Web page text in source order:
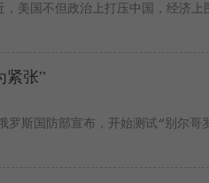
美国不但政治上打压中国，经济上
紧张”
斯国防部宣布，开始测试“别尔哥